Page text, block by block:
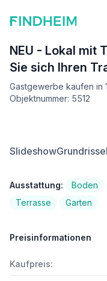
NEU - Lokal mit
Sie sich Ihren
Gastgewerbe kaufen in
Objektnummer: 5512
SlideshowGrundrisse
Ausstattung: Boden
Terrasse
Garten
Preisinformationen
Kaufpreis: